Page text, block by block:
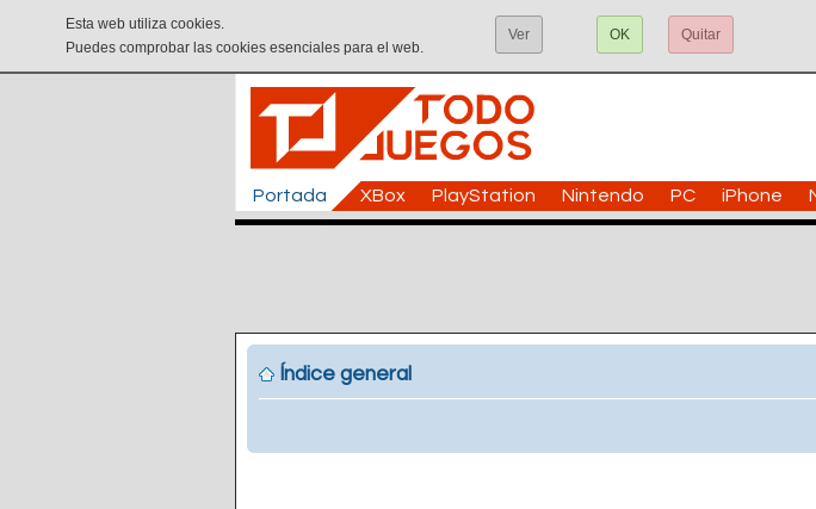
Esta web utiliza cookies.
Puedes comprobar las cookies esenciales para el web.
Ver OK Quitar
Portada XBox PlayStation Nintendo PC iPhone
Índice general